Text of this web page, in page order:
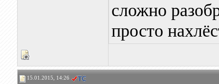
сложно
просто
15.01.2015, 14:26